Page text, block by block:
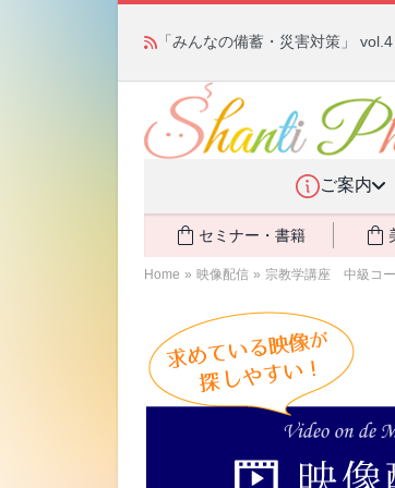
「みんなの備蓄・災害対策」
ご案内
セミナー・書籍
Home » 映像配信 » 宗教学講座 中級コ